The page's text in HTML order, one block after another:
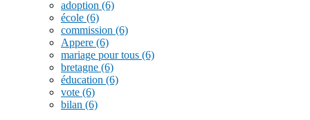
adoption (6)
école (6)
commission (6)
Appere (6)
mariage pour tous (6)
bretagne (6)
éducation (6)
vote (6)
bilan (6)